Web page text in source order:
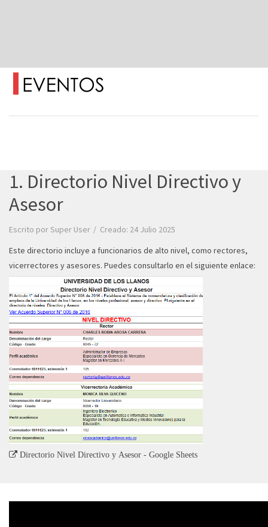
1. Directorio Nivel Directivo y
Asesor
Escrito porSuper User
Creado: 24 Julio 2025
Este directorio incluye a funcionarios de alto nivel, como rectores,
vicerrectores y asesores. Puedes consultarlo en el siguiente enlace:
Directorio Nivel Directivo y Asesor - Google Sheets